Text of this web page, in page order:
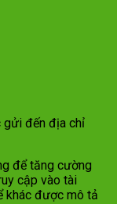
gửi đến địa chỉ
để tăng cường
cập vào tài
khác được mô tả